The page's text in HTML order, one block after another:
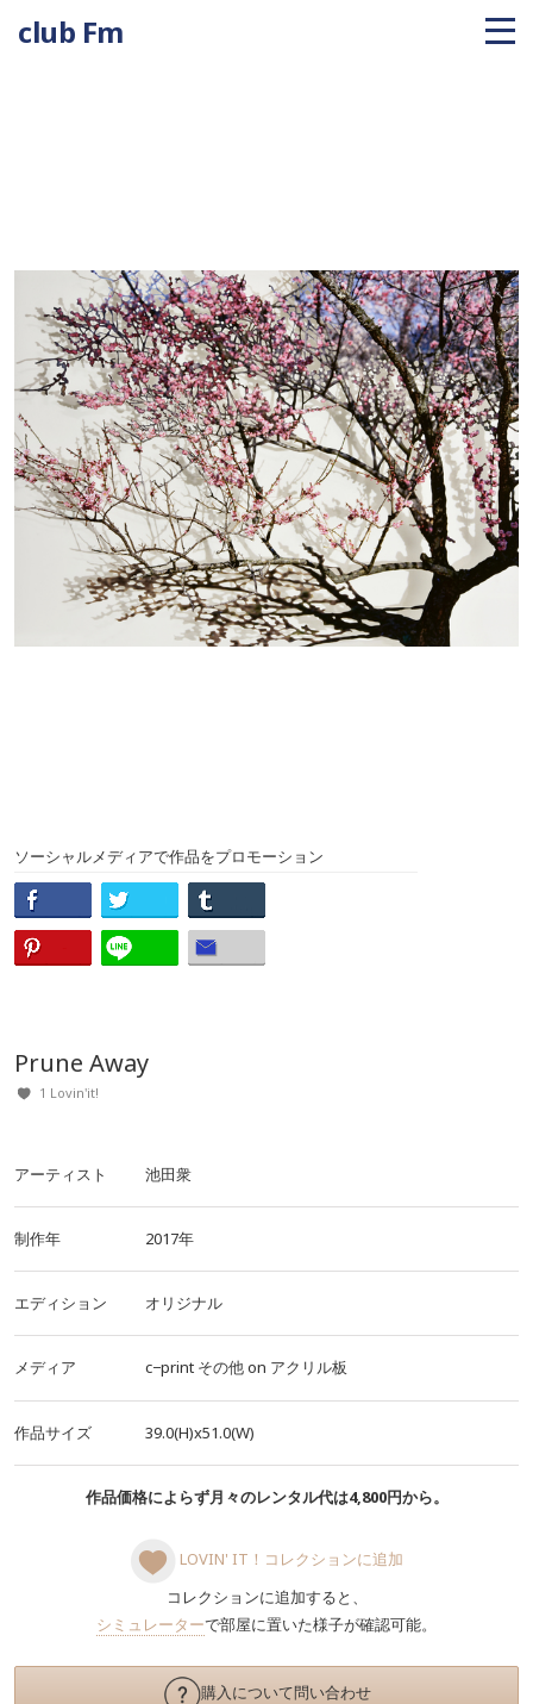
club Fm
ソーシャルメディアで作品をプロモーション
Prune Away
1 Lovin'it!
アーティスト 池田衆
制作年 2017年
エディション オリジナル
メディア c−print その他on アクリル板
作品サイズ 39.0(H)x51.0(W)
作品価格によらず月々のレンタル代は4,800円から。
LOVIN' IT！コレクションに追加
コレクションに追加すると、
シミュレーターで部屋に置いた様子が確認可能。
購入について問い合わせ